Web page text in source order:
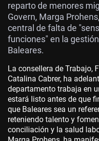
reparto de menores
Govern, Marga
central de falta de
funciones" en la
Baleares.
La consellera de Trabajo,
Catalina Cabrer, ha
departamento trabaja en
estará listo antes de que
que Baleares sea un
reteniendo talento y
conciliación y la salud